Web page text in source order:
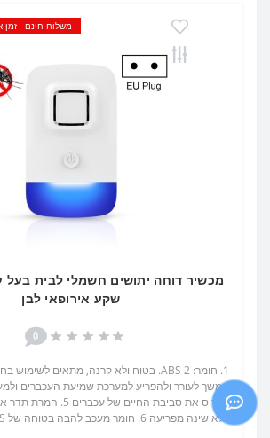
משלוח חינם - זמן אספקה 7-12
מכשיר דוחה יתושים חשמלי לבית בעל
שקע אירופאי לבן
0
להרוס את סביבת החיים של
ללא שינה מפריעה 6. חומר מעכב להבה בטוחה של ABS, עמידות ל..